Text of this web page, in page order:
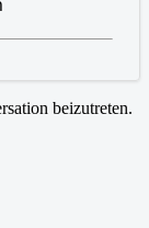
beizutreten.